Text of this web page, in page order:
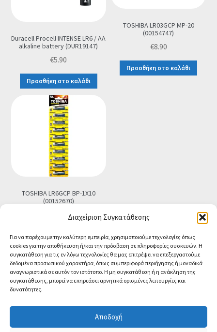
Διαχείριση Συγκατάθεσης
Για να παρέχουμε την καλύτερη εμπειρία, χρησιμοποιούμε τεχνολογίες όπως
cookies για την αποθήκευση ή/και την πρόσβαση σε πληροφορίες συσκευών. Η
συγκατάθεση για τις εν λόγω τεχνολογίες θα μας επιτρέψει να επεξεργαστούμε
δεδομένα προσωπικού χαρακτήρα, όπως συμπεριφορά περιήγησης ή μοναδικά
αναγνωριστικά σε αυτόν τον ιστότοπο. Η μη συγκατάθεση ή η ανάκληση της
συγκατάθεσης, μπορεί να επηρεάσει αρνητικά ορισμένες λειτουργίες και
δυνατότητες.
Αποδοχή
Duracell Procell INTENSE LR6 / AA
alkaline battery (DUR19147)
€5.90
Προσθήκη στο καλάθι
TOSHIBA LR03GCP MP-20
(00154747)
€8.90
Προσθήκη στο καλάθι
TOSHIBA LR6GCP BP-1X10
(00152670)
Προσθήκη στο καλάθι
© CA-MICROLAND 2026
Papaki Managed WordPress with
WooCommerce